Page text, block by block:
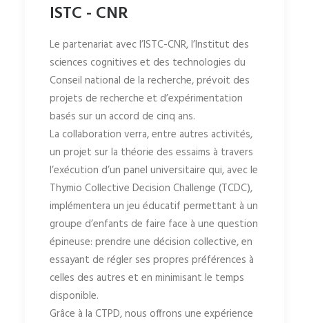
ISTC - CNR
Le partenariat avec l’ISTC-CNR, l’Institut des
sciences cognitives et des technologies du
Conseil national de la recherche, prévoit des
projets de recherche et d’expérimentation
basés sur un accord de cinq ans.
La collaboration verra, entre autres activités,
un projet sur la théorie des essaims à travers
l’exécution d’un panel universitaire qui, avec le
Thymio Collective Decision Challenge (TCDC),
implémentera un jeu éducatif permettant à un
groupe d’enfants de faire face à une question
épineuse: prendre une décision collective, en
essayant de régler ses propres préférences à
celles des autres et en minimisant le temps
disponible.
Grâce à la CTPD, nous offrons une expérience